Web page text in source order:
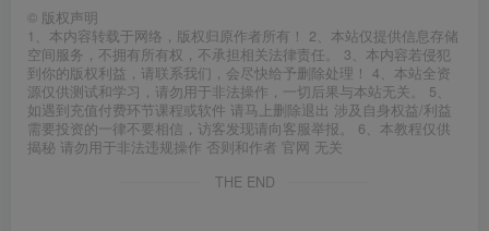
© 版权声明
1、本内容转载于网络，版权归原作者所有！ 2、本站仅提供信息存储
空间服务，不拥有所有权，不承担相关法律责任。 3、本内容若侵犯
到你的版权利益，请联系我们，会尽快给予删除处理！ 4、本站全资
源仅供测试和学习，请勿用于非法操作，一切后果与本站无关。 5、
如遇到充值付费环节课程或软件 请马上删除退出 涉及自身权益/利益
需要投资的一律不要相信，访客发现请向客服举报。 6、本教程仅供
揭秘 请勿用于非法违规操作 否则和作者 官网 无关
THE END